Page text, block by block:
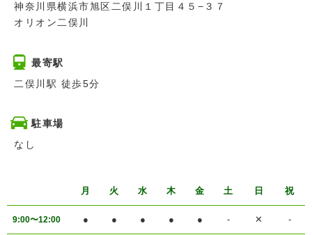
神奈川県横浜市旭区二俣川１丁目４５−３７
オリオン二俣川
最寄駅
二俣川駅 徒歩5分
駐車場
なし
月 火 水 木 金 土 日 祝
9:00〜12:00 ● ● ● ● ● - ✕ -